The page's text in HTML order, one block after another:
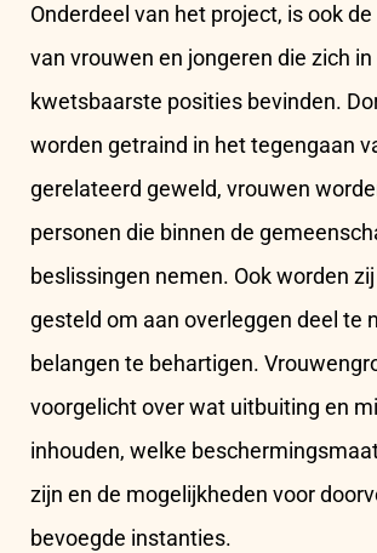
Onderdeel van het project, is ook
van vrouwen en jongeren die zich in
kwetsbaarste posities bevinden.
worden getraind in het tegengaan
gerelateerd geweld, vrouwen
personen die binnen de
beslissingen nemen. Ook worden
gesteld om aan overleggen deel te
belangen te behartigen.
voorgelicht over wat uitbuiting en
inhouden, welke
zijn en de mogelijkheden voor
bevoegde instanties.